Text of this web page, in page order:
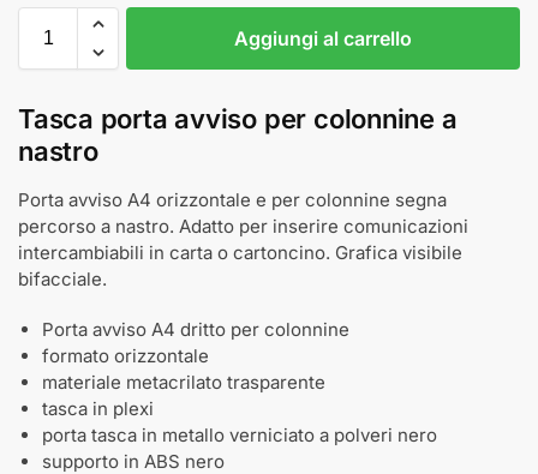
Aggiungi al carrello
Tasca porta avviso per colonnine a
nastro
Porta avviso A4 orizzontale e per colonnine segna
percorso a nastro. Adatto per inserire comunicazioni
intercambiabili in carta o cartoncino. Grafica visibile
bifacciale.
Porta avviso A4 dritto per colonnine
formato orizzontale
materiale metacrilato trasparente
tasca in plexi
porta tasca in metallo verniciato a polveri nero
supporto in ABS nero